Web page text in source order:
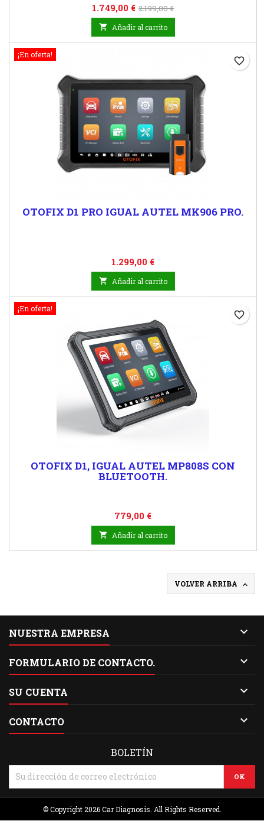
Precio
1.749,00 € Precio
base
2.199,00 €
 Añadir al carrito
¡En oferta!
OTOFIX D1 PRO IGUAL AUTEL MK906 PRO.
Precio
1.299,00 €
 Añadir al carrito
favorite_border
¡En oferta!
OTOFIX D1, IGUAL AUTEL MP808S CON
BLUETOOTH.
Precio
779,00 €
 Añadir al carrito
favorite_border
VOLVER ARRIBA 
NUESTRA EMPRESA 
FORMULARIO DE CONTACTO. 
SU CUENTA 
CONTACTO 
BOLETÍN
© Copyright 2026 Car Diagnosis. All Rights Reserved.